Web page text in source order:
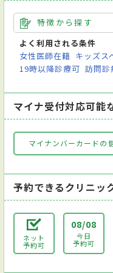
特徴から探す
よく利用される条件
女性医師在籍 キッズス
19時以降診療可 訪問診
マイナ受付対応可能
マイナンバーカードの
予約できるクリニッ
ネット
予約可
08/08
今日
予約可